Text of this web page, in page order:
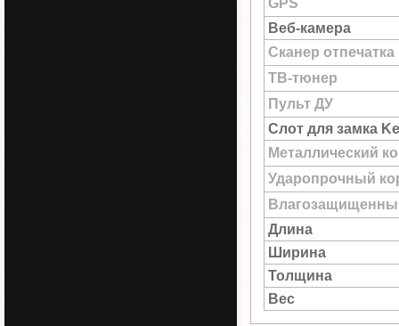
GPS
Веб-камера
Сканер
ТВ-тюнер
Пульт ДУ
Слот для замка
Металлический
Ударопрочный
Длина
Ширина
Толщина
Вес